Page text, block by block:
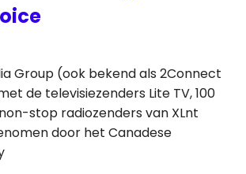
Group (ook bekend als 2Connect
de televisiezenders Lite TV, 100
non-stop radiozenders van XLnt
door het Canadese